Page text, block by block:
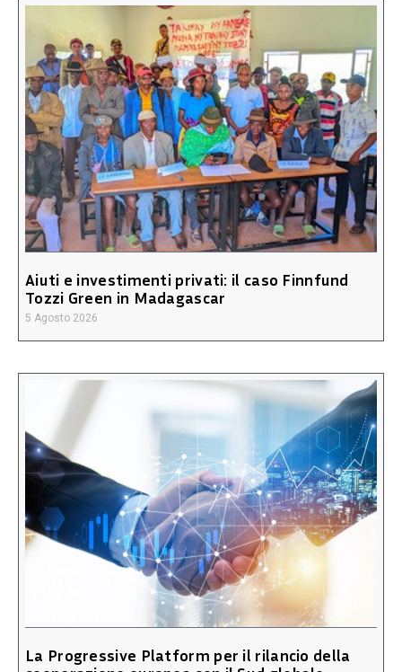
Aiuti e investimenti privati: il caso Finnfund
Tozzi Green in Madagascar
5 Agosto 2026
La Progressive Platform per il rilancio della